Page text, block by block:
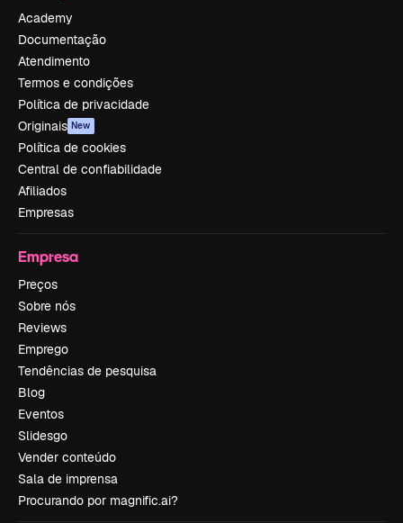
Academy
Documentação
Atendimento
Termos e condições
Política de privacidade
Originais New
Política de cookies
Central de confiabilidade
Afiliados
Empresas
Empresa
Preços
Sobre nós
Reviews
Emprego
Tendências de pesquisa
Blog
Eventos
Slidesgo
Vender conteúdo
Sala de imprensa
Procurando por magnific.ai?